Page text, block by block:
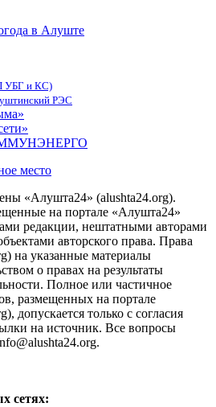
и КС)
РЭС
место
«Алушта24» (alushta24.org).
на портале «Алушта24»
редакции, нештатными авторами
авторского права. Права
на указанные материалы
о правах на результаты
Полное или частичное
размещенных на портале
допускается только с согласия
на источник. Все вопросы
сетях: